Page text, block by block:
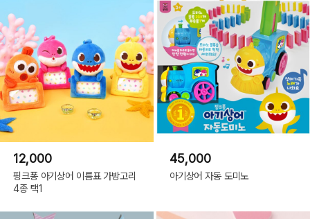
12,000
핑크퐁 아기상어 이름표 가방고리
4종 택1
45,000
아기상어 자동 도미노